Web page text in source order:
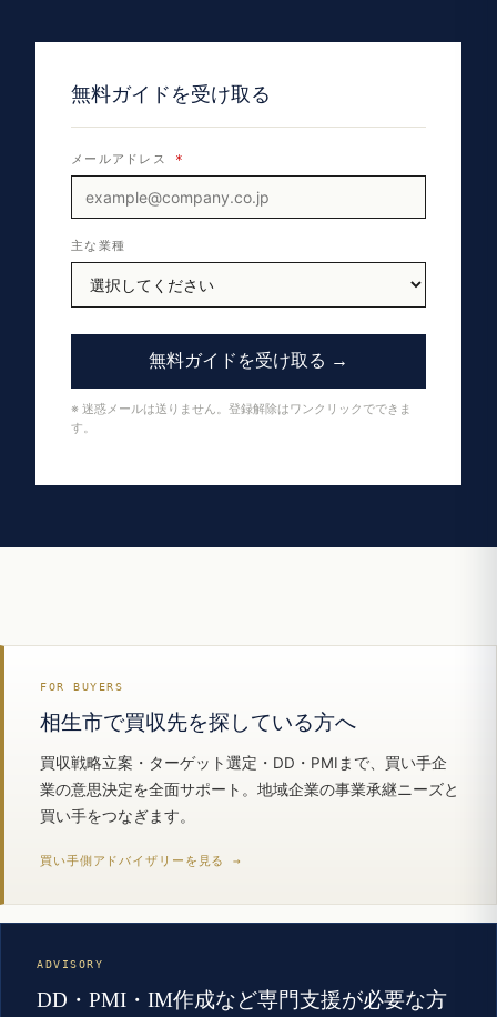
無料ガイドを受け取る
メールアドレス *
主な業種
無料ガイドを受け取る →
※ 迷惑メールは送りません。登録解除はワンクリックでできま
す。
FOR BUYERS
相生市で買収先を探している方へ
買収戦略立案・ターゲット選定・DD・PMIまで、買い手企
業の意思決定を全面サポート。地域企業の事業承継ニーズと
買い手をつなぎます。
買い手側アドバイザリーを見る →
ADVISORY
DD・PMI・IM作成など専門支援が必要な方